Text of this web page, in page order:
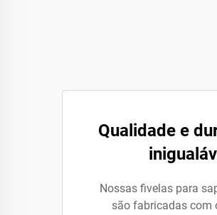
Qualidade e
Nossas fivelas para
são fabricadas com